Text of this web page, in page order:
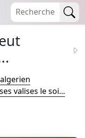
valises le soi...